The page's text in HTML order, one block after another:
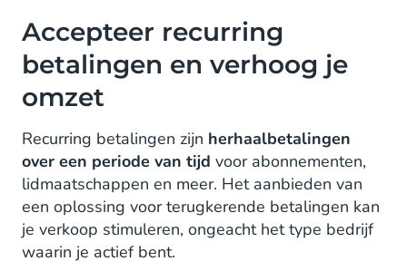
Accepteer recurring
betalingen en verhoog je
omzet
Recurring betalingen zijn herhaalbetalingen
over een periode van tijd voor abonnementen,
lidmaatschappen en meer. Het aanbieden van
een oplossing voor terugkerende betalingen kan
je verkoop stimuleren, ongeacht het type bedrijf
waarin je actief bent.